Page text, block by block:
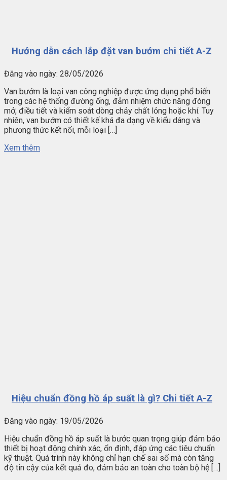
Hướng dẫn cách lắp đặt van bướm chi tiết A-Z
Đăng vào ngày: 28/05/2026
Van bướm là loại van công nghiệp được ứng dụng phổ biến
trong các hệ thống đường ống, đảm nhiệm chức năng đóng
mở, điều tiết và kiểm soát dòng chảy chất lỏng hoặc khí. Tuy
nhiên, van bướm có thiết kế khá đa dạng về kiểu dáng và
phương thức kết nối, mỗi loại […]
Xem thêm
Hiệu chuẩn đồng hồ áp suất là gì? Chi tiết A-Z
Đăng vào ngày: 19/05/2026
Hiệu chuẩn đồng hồ áp suất là bước quan trọng giúp đảm bảo
thiết bị hoạt động chính xác, ổn định, đáp ứng các tiêu chuẩn
kỹ thuật. Quá trình này không chỉ hạn chế sai số mà còn tăng
độ tin cậy của kết quả đo, đảm bảo an toàn cho toàn bộ hệ […]